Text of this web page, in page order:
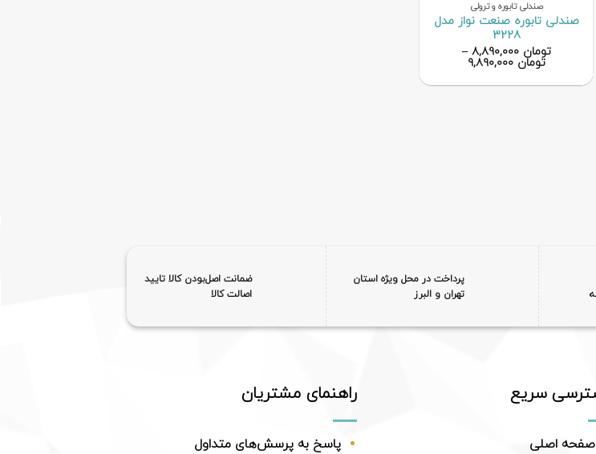
صندلی تابوره و ترولی
صندلی تابوره صنعت نواز مدل
3228
تومان ۸,۸۹۰,۰۰۰ –
تومان ۹,۸۹۰,۰۰۰
پرداخت در محل ویژه استان
تهران و البرز
ضمانت اصل‌بودن کالا تایید
اصالت کالا
سریع
صفحه اصلی
راهنمای مشتریان
پاسخ به پرسش‌های متداول